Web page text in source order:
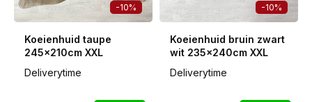
-10%
Koeienhuid taupe
245x210cm XXL
Deliverytime
-10%
Koeienhuid bruin zwart
wit 235x240cm XXL
Deliverytime